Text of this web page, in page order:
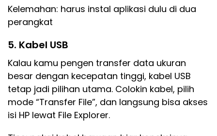
Kelemahan: harus instal aplikasi dulu di dua
perangkat
5. Kabel USB
Kalau kamu pengen transfer data ukuran
besar dengan kecepatan tinggi, kabel USB
tetap jadi pilihan utama. Colokin kabel, pilih
mode “Transfer File”, dan langsung bisa akses
isi HP lewat File Explorer.